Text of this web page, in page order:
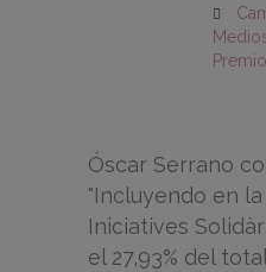
Óscar Serrano
"Incluyendo en
Iniciatives
el 27,93% del